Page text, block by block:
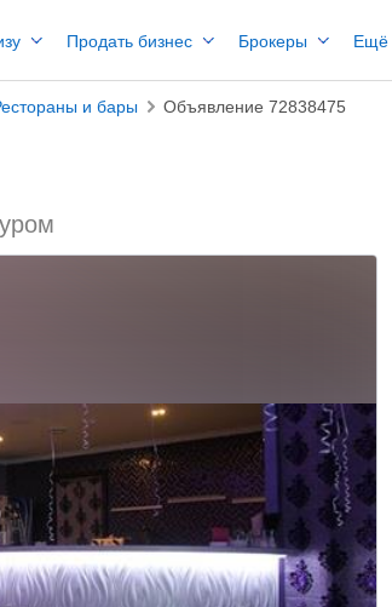
Продать бизнес Брокеры Ещё
и бары Объявление 72838475